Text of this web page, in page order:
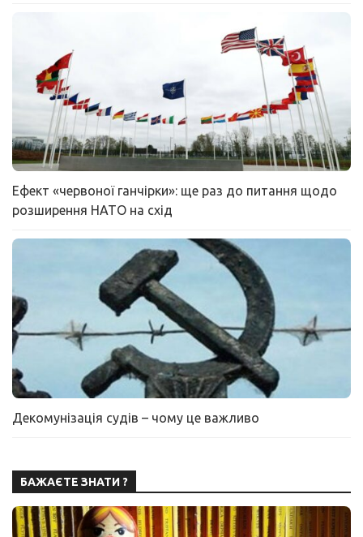
Ефект «червоної ганчірки»: ще раз до питання щодо
розширення НАТО на схід
Декомунізація судів – чому це важливо
БАЖАЄТЕ ЗНАТИ ?